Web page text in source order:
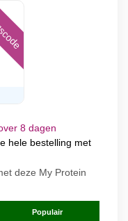
8 dagen
hele bestelling met
deze My Protein
Populair